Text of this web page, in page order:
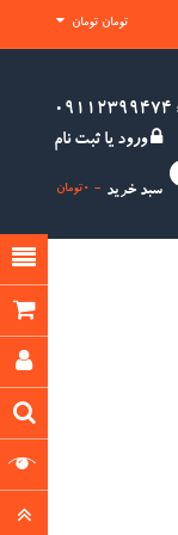
تومان تومان
ورود یا ثبت نام
سبد خرید - 0تومان